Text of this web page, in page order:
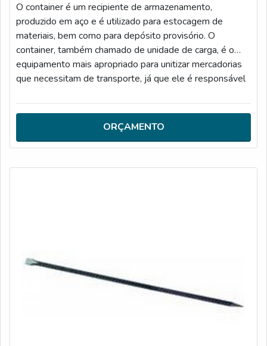
O container é um recipiente de armazenamento,
produzido em aço e é utilizado para estocagem de
materiais, bem como para depósito provisório. O
container, também chamado de unidade de carga, é o
equipamento mais apropriado para unitizar mercadorias
que necessitam de transporte, já que ele é responsável
seja no modal marítimo, rodoviário ou ferroviário.MAIS
INFORMAÇÕES SOBRE O PRODUTOMas para que
todas essas características funcionem, é necess
ORÇAMENTO